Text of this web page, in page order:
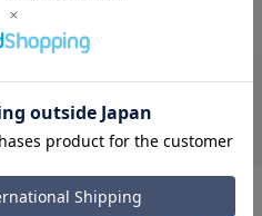
対応
やA4サイズ(W29.7×H21.0cm)
ハンドルに固定し、走行時にバッ